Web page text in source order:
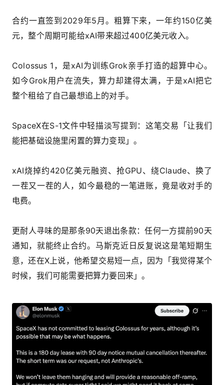
合约一直签到2029年5月。粗算下来，一年约150亿美
元，整个周期可能给xAI带来超过400亿美元收入。
Colossus 1，是xAI为训练Grok亲手打造的超算中心。
如今Grok用户在流失，算力却建得太满，于是xAI把它
整个租给了自己最想追上的对手。
SpaceX在S-1文件中轻描淡写提到：这笔交易「让我们
能把基础设施里闲置的算力变现」。
xAI烧掉约420亿美元融资、抢GPU、绕Claude、换了
一茬又一茬的人，如今最稳的一笔进账，竟是收对手的
电费。
更耐人寻味的是那条90天退出条款：任何一方提前90天
通知，就能终止合约。马斯克近日反复说这是笔短期生
意，还在X上说，他希望交易短一点，因为「我觉得某个
时候，我们可能需要把算力要回来」。